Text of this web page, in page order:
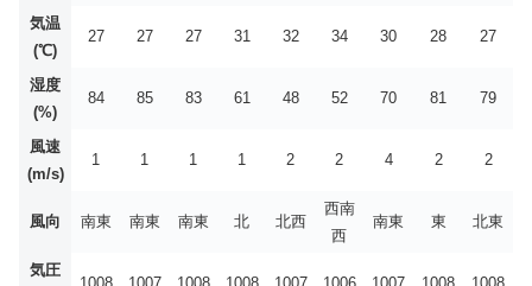
気温
(℃)
27 27 27 31 32 34 30 28 27
湿度
(%)
84 85 83 61 48 52 70 81 79
風速
(m/s)
1 1 1 1 2 2 4 2 2
風向 南東 南東 南東 北 北西
西南
西
南東 東 北東
気圧